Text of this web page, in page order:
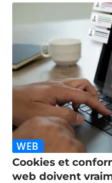
WEB
Cookies et
web doivent